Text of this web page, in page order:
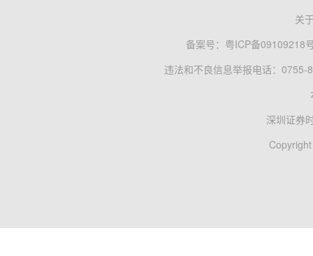
关
备案号： 粤ICP备09109218
违法和不良信息举报电话：0755-
深圳证券